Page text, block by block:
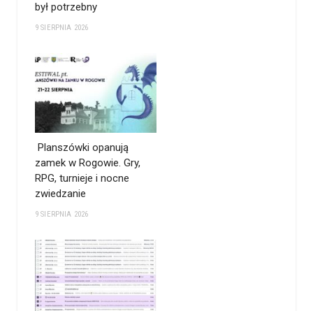
był potrzebny
9 SIERPNIA 2026
Planszówki opanują
zamek w Rogowie. Gry,
RPG, turnieje i nocne
zwiedzanie
9 SIERPNIA 2026